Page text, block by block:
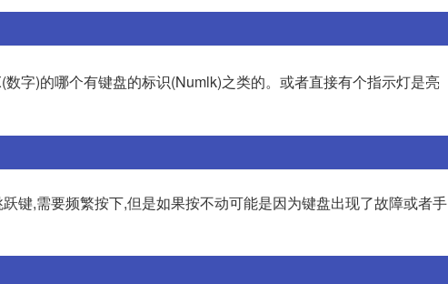
字)的哪个有键盘的标识(Numlk)之类的。或者直接有个指示灯是亮
键,需要频繁按下,但是如果按不动可能是因为键盘出现了故障或者手